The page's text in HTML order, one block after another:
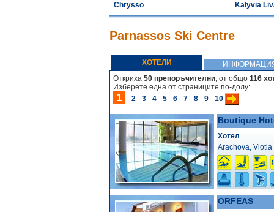
Chrysso
Kalyvia
Parnassos Ski Centre
ХОТЕЛИ
Откриха 50 препоръчителни, от общо 116
Изберете една от страниците по-долу:
1 - 2 - 3 - 4 - 5 - 6 - 7 - 8 - 9 - 10
Boutique
Хотел
Arachova, Viotia
ORFEAS